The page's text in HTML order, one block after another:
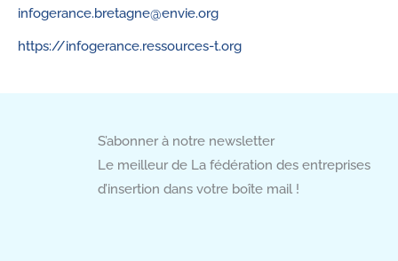
infogerance.bretagne@envie.org
https://infogerance.ressources-t.org
S’abonner à notre newsletter
Le meilleur de La fédération des entreprises
d’insertion dans votre boîte mail !